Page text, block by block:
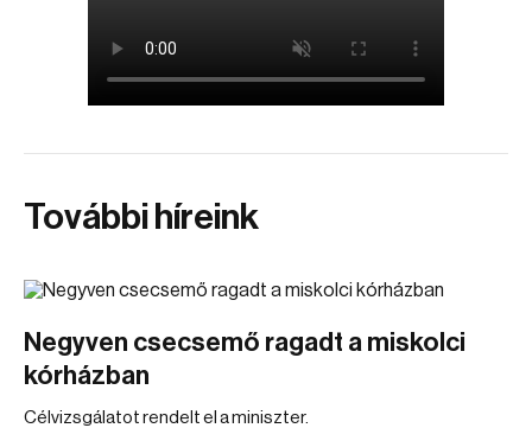
További híreink
Negyven csecsemő ragadt a miskolci
kórházban
Célvizsgálatot rendelt el a miniszter.